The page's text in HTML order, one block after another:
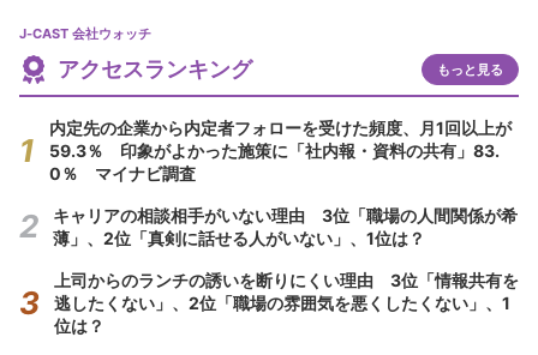
J-CAST 会社ウォッチ
アクセスランキング もっと見る
内定先の企業から内定者フォローを受けた頻度、月1回以上が
59.3％ 印象がよかった施策に「社内報・資料の共有」83.
0％ マイナビ調査
キャリアの相談相手がいない理由 3位「職場の人間関係が希
薄」、2位「真剣に話せる人がいない」、1位は？
上司からのランチの誘いを断りにくい理由 3位「情報共有を
逃したくない」、2位「職場の雰囲気を悪くしたくない」、1
位は？